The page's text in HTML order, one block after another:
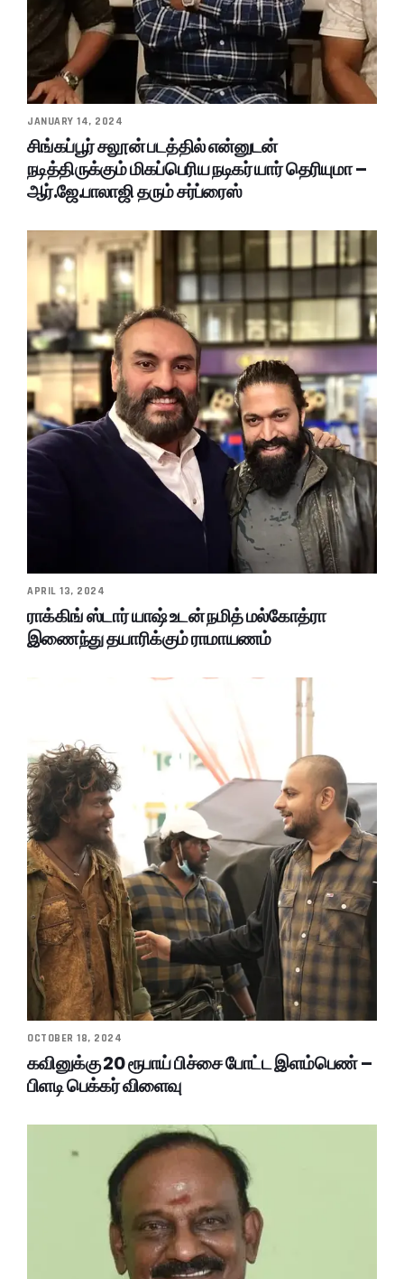
JANUARY 14, 2024
சிங்கப்பூர் சலூன் படத்தில் என்னுடன்
நடித்திருக்கும் மிகப்பெரிய நடிகர் யார் தெரியுமா –
ஆர்.ஜே.பாலாஜி தரும் சர்ப்ரைஸ்
APRIL 13, 2024
ராக்கிங் ஸ்டார் யாஷ் உடன் நமித் மல்கோத்ரா
இணைந்து தயாரிக்கும் ராமாயணம்
OCTOBER 18, 2024
கவினுக்கு 20 ரூபாய் பிச்சை போட்ட இளம்பெண் –
பிளடி பெக்கர் விளைவு